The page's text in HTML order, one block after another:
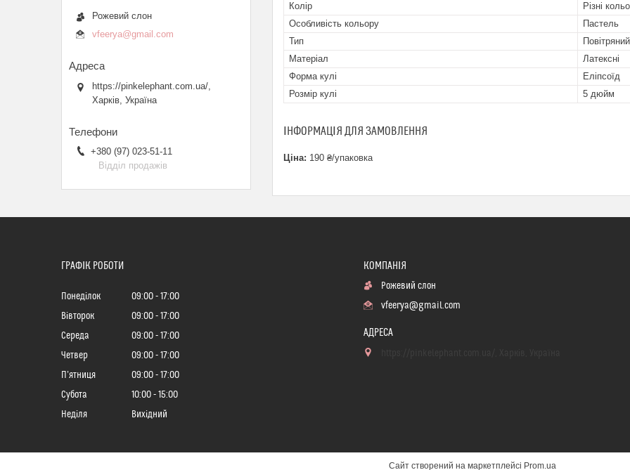
Колір
Різні
Особливість кольору
Пастель
Тип
Повітряний
Матеріал
Латексні
Форма кулі
Еліпсоїд
Розмір кулі
5 дюйм
ІНФОРМАЦІЯ ДЛЯ ЗАМОВЛЕННЯ
Ціна: 190 ₴/упаковка
Рожевий слон
vfeerya@gmail.com
https://pinkelephant.com.ua/,
Харків, Україна
+380 (97) 023-51-11
Відділ продажів
ГРАФІК РОБОТИ
Понеділок 09:00
17:00
Вівторок
09:00
17:00
Середа
09:00
17:00
Четвер
09:00
17:00
Пʼятниця
09:00
17:00
Субота
10:00
15:00
Неділя
Вихідний
Рожевий слон
vfeerya@gmail.com
Сайт створений на маркетплейсі Prom.ua